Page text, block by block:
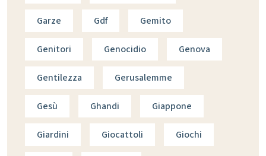
Garze Gdf Gemito
Genitori Genocidio Genova
Gentilezza Gerusalemme
Gesù Ghandi Giappone
Giardini Giocattoli Giochi